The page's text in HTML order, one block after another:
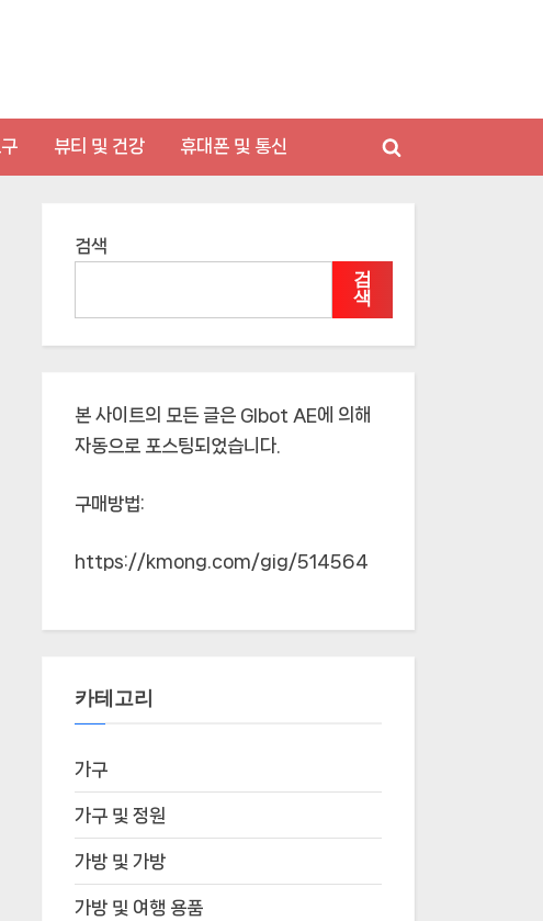
뷰티 및 건강 휴대폰 및 통신
Toggle
검색
검
색
본 사이트의 모든 글은 Glbot AE에 의해
자동으로 포스팅되었습니다.
구매방법:
https://kmong.com/gig/514564
카테고리
가구
가구 및 정원
가방 및 가방
가방 및 여행 용품